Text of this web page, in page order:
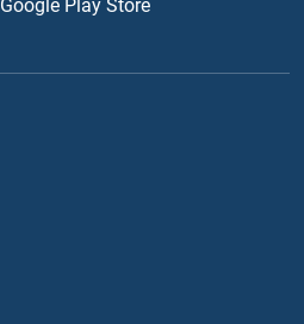
Google Play Store